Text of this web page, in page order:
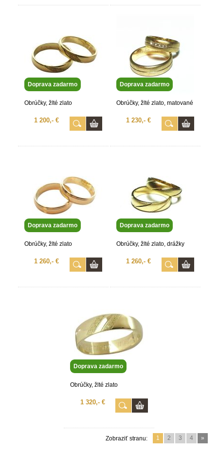
Doprava zadarmo
Obrúčky, žlté zlato
1 200,- €
Doprava zadarmo
Obrúčky, žlté zlato, matované
1 230,- €
Doprava zadarmo
Obrúčky, žlté zlato
1 260,- €
Doprava zadarmo
Obrúčky, žlté zlato, drážky
1 260,- €
Doprava zadarmo
Obrúčky, žlté zlato
1 320,- €
Zobraziť stranu: 1 2 3 4 »